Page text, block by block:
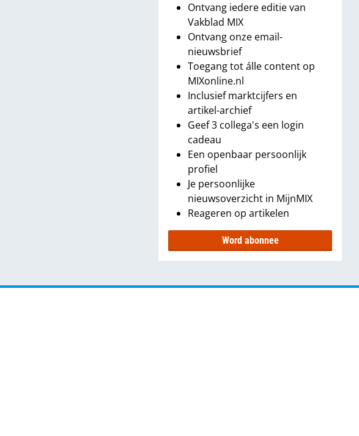
Ontvang iedere editie van
Vakblad MIX
Ontvang onze email-
nieuwsbrief
Toegang tot álle content op
MIXonline.nl
Inclusief marktcijfers en
artikel-archief
Geef 3 collega's een login
cadeau
Een openbaar persoonlijk
profiel
Je persoonlijke
nieuwsoverzicht in MijnMIX
Reageren op artikelen
Word abonnee